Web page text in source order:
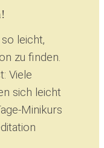
leicht,
zu finden.
Viele
sich leicht
Minikurs